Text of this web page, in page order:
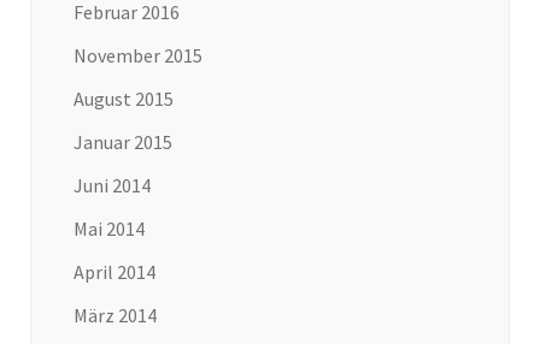
Februar 2016
November 2015
August 2015
Januar 2015
Juni 2014
Mai 2014
April 2014
März 2014